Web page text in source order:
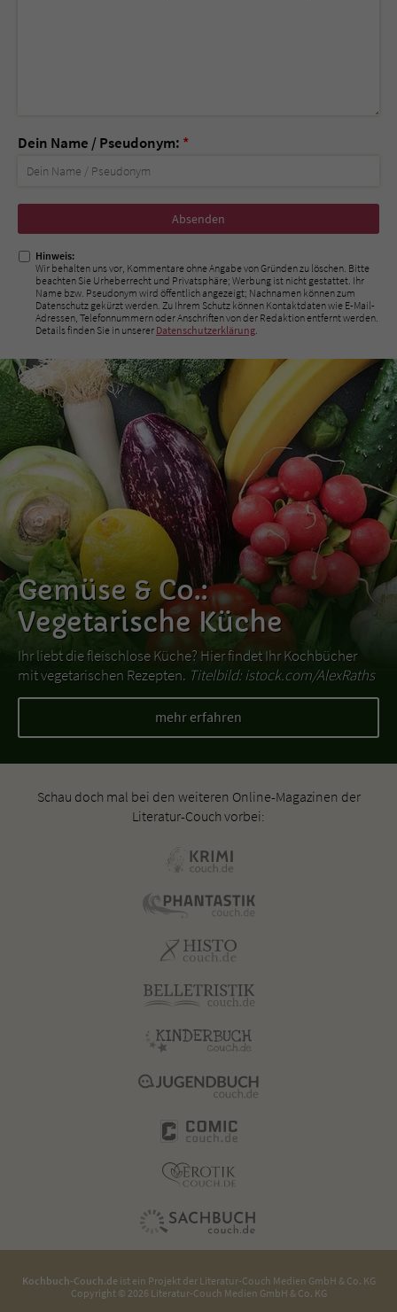
Dein Name / Pseudonym: *
Nicht
ausfüllen!
Hinweis:
Wir behalten uns vor, Kommentare ohne Angabe von Gründen zu löschen. Bitte
beachten Sie Urheberrecht und Privatsphäre; Werbung ist nicht gestattet. Ihr
Name bzw. Pseudonym wird öffentlich angezeigt; Nachnamen können zum
Datenschutz gekürzt werden. Zu Ihrem Schutz können Kontaktdaten wie E-Mail-
Adressen, Telefonnummern oder Anschriften von der Redaktion entfernt werden.
Details finden Sie in unserer Datenschutzerklärung.
Gemüse & Co.:
Vegetarische Küche
Ihr liebt die fleischlose Küche? Hier findet Ihr Kochbücher
mit vegetarischen Rezepten. Titelbild: istock.com/AlexRaths
mehr erfahren
Schau doch mal bei den weiteren Online-Magazinen der
Literatur-Couch vorbei:
Kochbuch-Couch.deist ein Projekt der Literatur-Couch Medien GmbH & Co. KG
Copyright © 2026 Literatur-Couch Medien GmbH & Co. KG